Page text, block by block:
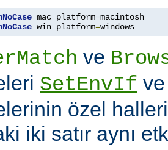
mac platform=
win platform=windows
ve
SetEnvIf
özel
iki satır aynı